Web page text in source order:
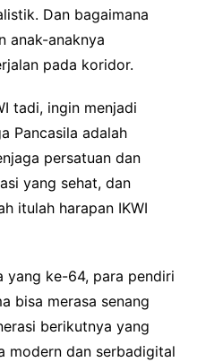
Dan bagaimana
anak-anaknya
pada koridor.
tadi, ingin menjadi
Pancasila adalah
persatuan dan
yang sehat, dan
itulah harapan IKWI
yang ke-64, para pendiri
bisa merasa senang
berikutnya yang
modern dan serbadigital